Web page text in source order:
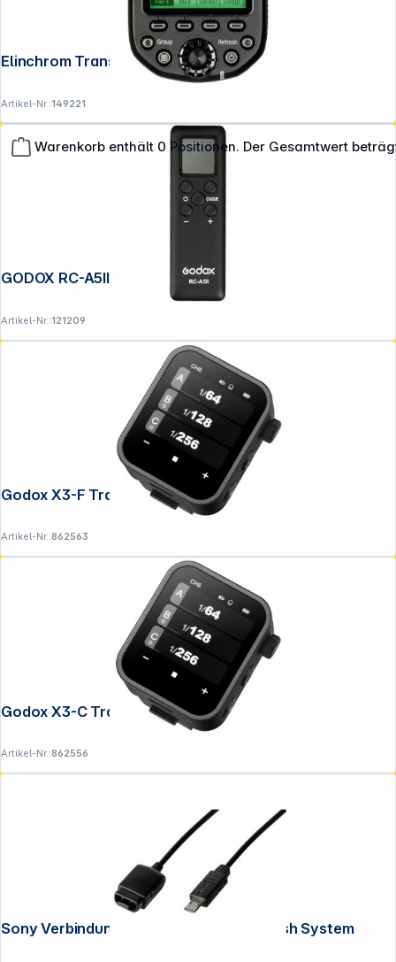
Warenkorb enthält 0 Positionen. Der Gesamtwert
Elinchrom Transmitter Pro für Nikon
Artikel-Nr.:149221
GODOX RC-A5II Fernbedienung
Artikel-Nr.:121209
Godox X3-F Transmitter für Fujifilm
Artikel-Nr.:862563
Godox X3-C Transmitter für Canon
Artikel-Nr.:862556
Sony Verbindungskabel für Wireless Flash System
**EVP = Empfohlener Verkaufspreis des Herstellers /
Alle Preise exkl. gesetzl. Mehrwertsteuer zzgl.
Versandkosten